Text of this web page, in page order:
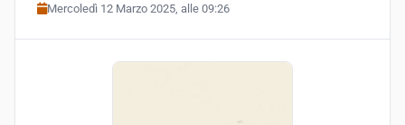
Mercoledì 12 Marzo 2025, alle 09:26